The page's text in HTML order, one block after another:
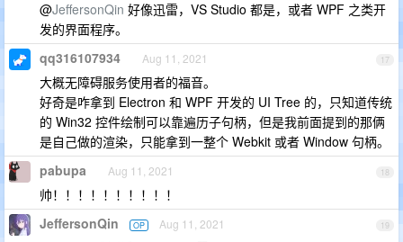
@JeffersonQin 好像迅雷，VS Studio 都是，或者 WPF 之类开
发的界面程序。
17
qq316107934 Aug 11, 2021
大概无障碍服务使用者的福音。
好奇是咋拿到 Electron 和 WPF 开发的 UI Tree 的，只知道传统
的 Win32 控件绘制可以靠遍历子句柄，但是我前面提到的那俩
是自己做的渲染，只能拿到一整个 Webkit 或者 Window 句柄。
18
pabupa Aug 11, 2021
帅！！！！！！！！！！
19
JeffersonQin OP Aug 11, 2021